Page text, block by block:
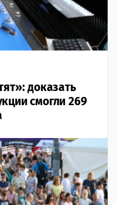
доказать
смогли 269